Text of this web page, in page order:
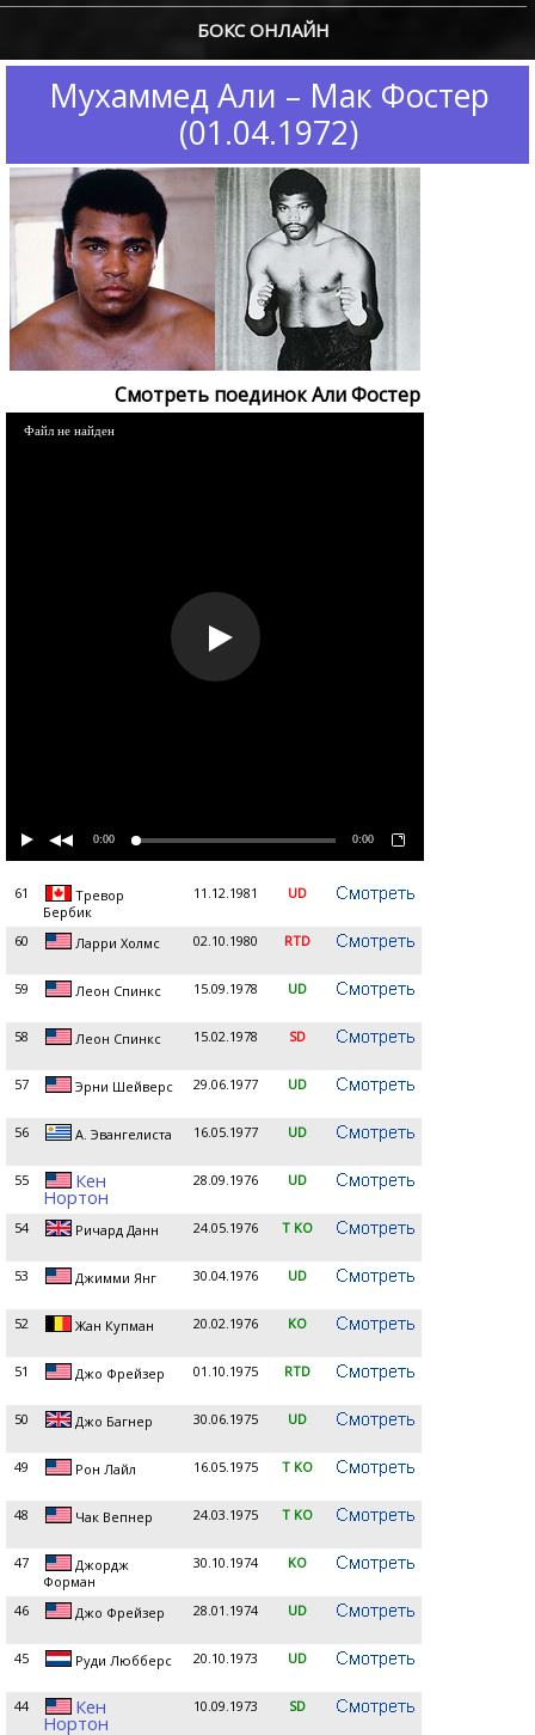
БОКС ОНЛАЙН
Мухаммед Али – Мак Фостер
(01.04.1972)
Смотреть поединок Али Фостер
Файл не найден
0:00 0:00
61
Тревор
Бербик
11.12.1981 UD
60 Ларри Холмс 02.10.1980 RTD
59 Леон Спинкс 15.09.1978 UD
58 Леон Спинкс 15.02.1978 SD
57 Эрни Шейверс 29.06.1977 UD
56 А. Эвангелиста 16.05.1977 UD
55 Кен
Нортон
28.09.1976 UD
54 Ричард Данн 24.05.1976 T KO
53 Джимми Янг 30.04.1976 UD
52 Жан Купман 20.02.1976 KO
51 Джо Фрейзер 01.10.1975 RTD
50 Джо Багнер 30.06.1975 UD
49 Рон Лайл 16.05.1975 T KO
48 Чак Вепнер 24.03.1975 T KO
47
Джордж
Форман
30.10.1974 KO
46 Джо Фрейзер 28.01.1974 UD
45 Руди Любберс 20.10.1973 UD
44 Кен
Нортон
10.09.1973 SD